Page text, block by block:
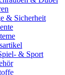
& Sicherheit
& Sport